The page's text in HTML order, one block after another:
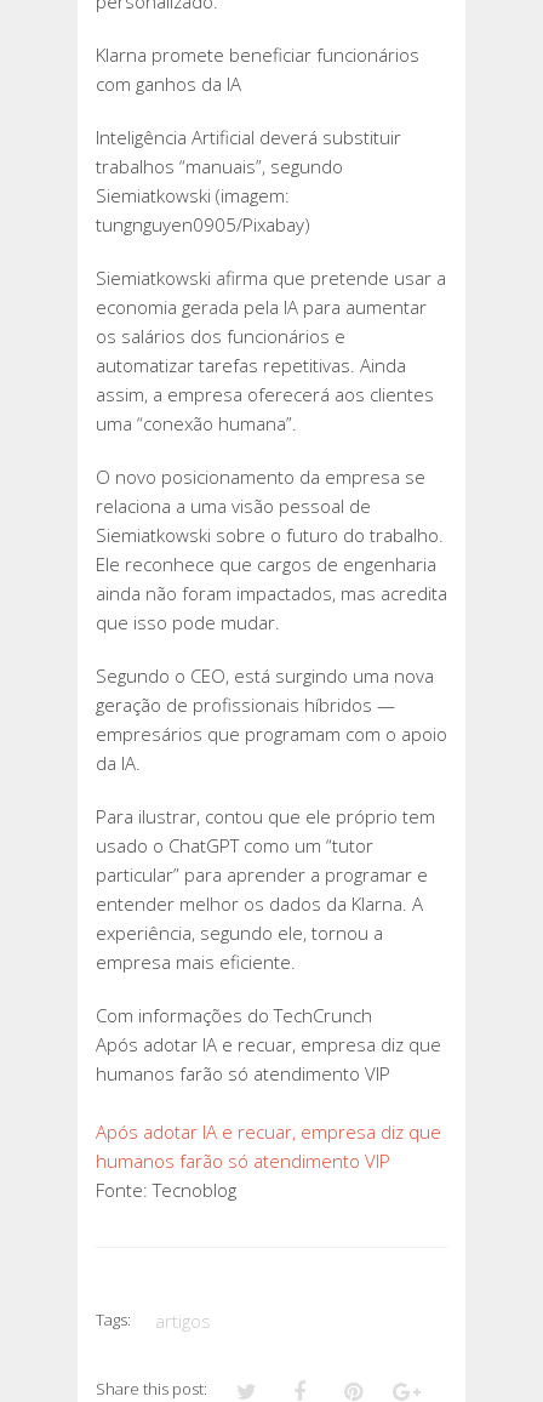
Klarna promete beneficiar funcionários
com ganhos da IA
Inteligência Artificial deverá substituir
trabalhos “manuais”, segundo
Siemiatkowski (imagem:
tungnguyen0905/Pixabay)
Siemiatkowski afirma que pretende usar a
economia gerada pela IA para aumentar
os salários dos funcionários e
automatizar tarefas repetitivas. Ainda
assim, a empresa oferecerá aos clientes
uma “conexão humana”.
O novo posicionamento da empresa se
relaciona a uma visão pessoal de
Siemiatkowski sobre o futuro do trabalho.
Ele reconhece que cargos de engenharia
ainda não foram impactados, mas acredita
que isso pode mudar.
Segundo o CEO, está surgindo uma nova
geração de profissionais híbridos —
empresários que programam com o apoio
da IA.
Para ilustrar, contou que ele próprio tem
usado o ChatGPT como um “tutor
particular” para aprender a programar e
entender melhor os dados da Klarna. A
experiência, segundo ele, tornou a
empresa mais eficiente.
Com informações do TechCrunch
Após adotar IA e recuar, empresa diz que
humanos farão só atendimento VIP
Após adotar IA e recuar, empresa diz que
humanos farão só atendimento VIP
Fonte: Tecnoblog
Tags: artigos
Share this post: